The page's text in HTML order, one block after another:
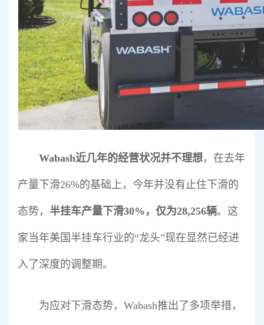
Wabash近几年的经营状况并不理想，在去年
产量下滑26%的基础上，今年并没有止住下滑的
态势， 半挂车产量下滑30%，仅为28,256辆。这
家当年美国半挂车行业的“龙头”现在显然已经进
入了深度的调整期。
为应对下滑态势，Wabash推出了多项举措，